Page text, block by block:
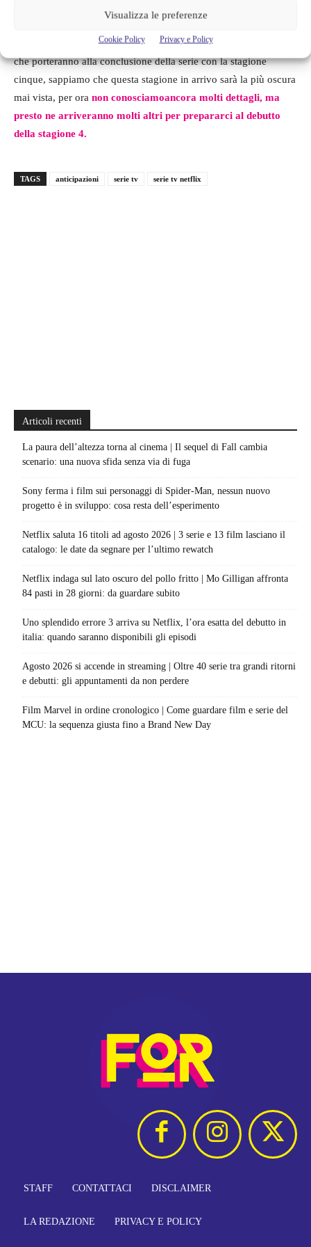
Visualizza le preferenze
Cookie Policy Privacy e Policy
La quarta stagione di Stranger Things metterà in moto gli eventi
che porteranno alla conclusione della serie con la stagione
cinque, sappiamo che questa stagione in arrivo sarà la più oscura
mai vista, per ora non conosciamoancora molti dettagli, ma
presto ne arriveranno molti altri per prepararci al debutto
della stagione 4.
TAGS anticipazioni serie tv serie tv netflix
Articoli recenti
La paura dell’altezza torna al cinema | Il sequel di Fall cambia
scenario: una nuova sfida senza via di fuga
Sony ferma i film sui personaggi di Spider-Man, nessun nuovo
progetto è in sviluppo: cosa resta dell’esperimento
Netflix saluta 16 titoli ad agosto 2026 | 3 serie e 13 film lasciano il
catalogo: le date da segnare per l’ultimo rewatch
Netflix indaga sul lato oscuro del pollo fritto | Mo Gilligan affronta
84 pasti in 28 giorni: da guardare subito
Uno splendido errore 3 arriva su Netflix, l’ora esatta del debutto in
italia: quando saranno disponibili gli episodi
Agosto 2026 si accende in streaming | Oltre 40 serie tra grandi ritorni
e debutti: gli appuntamenti da non perdere
Film Marvel in ordine cronologico | Come guardare film e serie del
MCU: la sequenza giusta fino a Brand New Day
STAFF CONTATTACI DISCLAIMER
LA REDAZIONE PRIVACY E POLICY